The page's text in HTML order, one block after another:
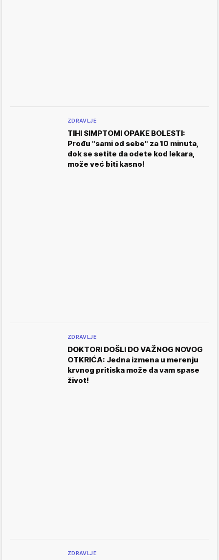
ZDRAVLJE
TIHI SIMPTOMI OPAKE BOLESTI:
Prođu "sami od sebe" za 10 minuta,
dok se setite da odete kod lekara,
može već biti kasno!
ZDRAVLJE
DOKTORI DOŠLI DO VAŽNOG NOVOG
OTKRIĆA: Jedna izmena u merenju
krvnog pritiska može da vam spase
život!
ZDRAVLJE